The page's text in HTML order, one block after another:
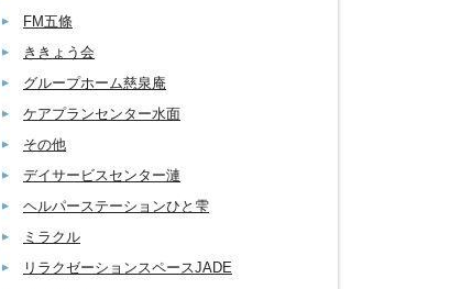
FM五條
ききょう会
グループホーム慈泉庵
ケアプランセンター水面
その他
デイサービスセンター漣
ヘルパーステーションひと雫
ミラクル
リラクゼーションスペースJADE